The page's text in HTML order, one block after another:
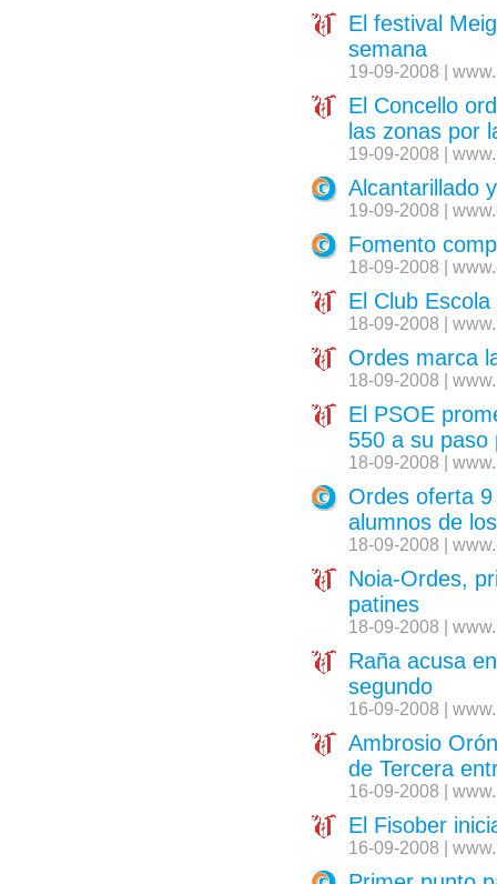
El festival
semana
19-09-2008 |
El Concello
las zonas por
19-09-2008 |
Alcantarillado
19-09-2008 |
Fomento
18-09-2008 |
El Club
18-09-2008 |
Ordes marca
18-09-2008 |
El PSOE
550 a su paso
18-09-2008 |
Ordes oferta
alumnos de
18-09-2008 |
Noia-Ordes,
patines
18-09-2008 |
Raña acusa
segundo
16-09-2008 |
Ambrosio
de Tercera
16-09-2008 |
El Fisober
16-09-2008 |